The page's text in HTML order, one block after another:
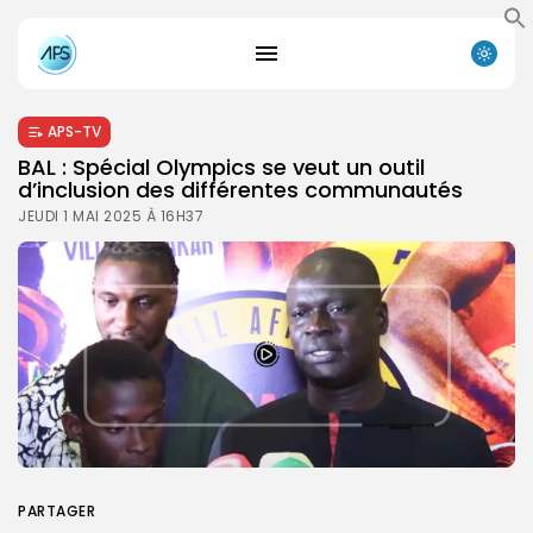
APS-TV
BAL : Spécial Olympics se veut un outil
d’inclusion des différentes communautés
JEUDI 1 MAI 2025 À 16H37
PARTAGER